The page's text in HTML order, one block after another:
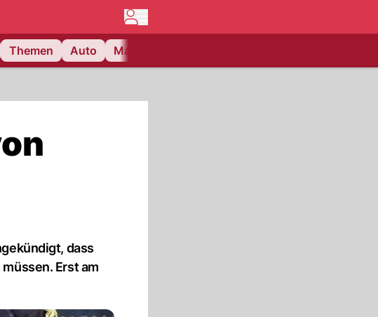
Themen Auto Matchcenter
dass
Erst am